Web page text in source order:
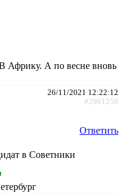
Африку. А по весне вновь
26/11/2021 12:22:12
#2961256
Ответить
в Советники